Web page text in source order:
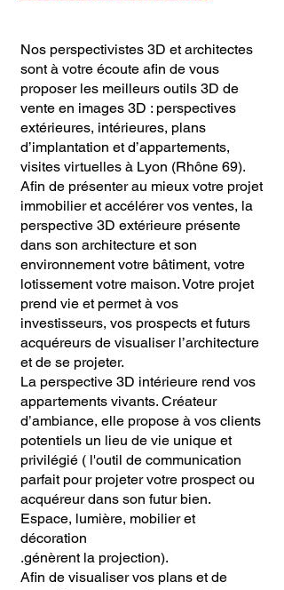
Nos perspectivistes 3D et architectes
sont à votre écoute afin de vous
proposer les meilleurs outils 3D de
vente en images 3D : perspectives
extérieures, intérieures, plans
d’implantation et d’appartements,
visites virtuelles à Lyon (Rhône 69).
Afin de présenter au mieux votre projet
immobilier et accélérer vos ventes, la
perspective 3D extérieure présente
dans son architecture et son
environnement votre bâtiment, votre
lotissement votre maison. Votre projet
prend vie et permet à vos
investisseurs, vos prospects et futurs
acquéreurs de visualiser l’architecture
et de se projeter.
La perspective 3D intérieure rend vos
appartements vivants. Créateur
d’ambiance, elle propose à vos clients
potentiels un lieu de vie unique et
privilégié ( l'outil de communication
parfait pour projeter votre prospect ou
acquéreur dans son futur bien.
Espace, lumière, mobilier et
décoration
.génèrent la projection).
Afin de visualiser vos plans et de